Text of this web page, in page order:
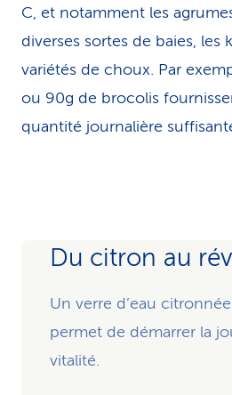
C, et notamment les
diverses sortes de baies, les
variétés de choux. Par
ou 90g de brocolis
quantité journalière
Du citron au
Un verre d’eau
permet de démarrer la
vitalité.